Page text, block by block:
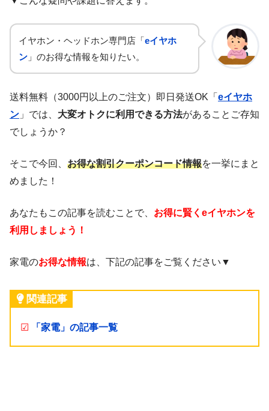
イヤホン・ヘッドホン専門店「eイヤホ
ン 」のお得な情報を知りたい。
送料無料（3000円以上のご注文）即日発送OK「 eイヤホ
ン 」では、 大変オトクに利用できる方法があることご存知
でしょうか？
そこで今回、 お得な割引クーポンコード情報を一挙にまと
めました！
あなたもこの記事を読むことで、 お得に賢くeイヤホンを
利用しましょう！
家電のお得な情報は、下記の記事をご覧ください▼
関連記事
☑ 「家電」の記事一覧